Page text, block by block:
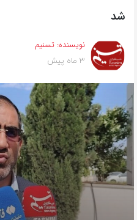
شد
نویسنده: تسنیم
3 ماه پیش